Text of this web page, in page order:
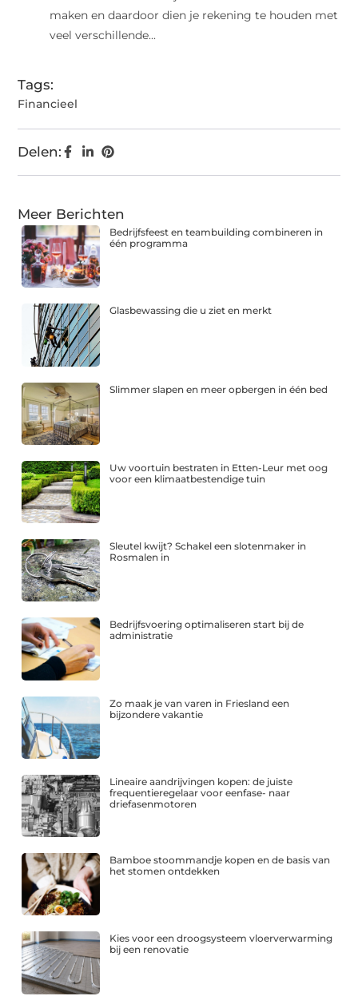
maken en daardoor dien je rekening te houden met
veel verschillende...
Tags:
Financieel
Delen:
Meer Berichten
Bedrijfsfeest en teambuilding combineren in
één programma
Glasbewassing die u ziet en merkt
Slimmer slapen en meer opbergen in één bed
Uw voortuin bestraten in Etten-Leur met oog
voor een klimaatbestendige tuin
Sleutel kwijt? Schakel een slotenmaker in
Rosmalen in
Bedrijfsvoering optimaliseren start bij de
administratie
Zo maak je van varen in Friesland een
bijzondere vakantie
Lineaire aandrijvingen kopen: de juiste
frequentieregelaar voor eenfase- naar
driefasenmotoren
Bamboe stoommandje kopen en de basis van
het stomen ontdekken
Kies voor een droogsysteem vloerverwarming
bij een renovatie